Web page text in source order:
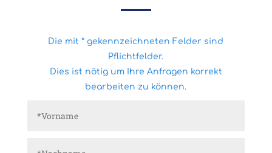
Die mit * gekennzeichneten Felder sind
Pflichtfelder.
Dies ist nötig um Ihre Anfragen korrekt
bearbeiten zu können.